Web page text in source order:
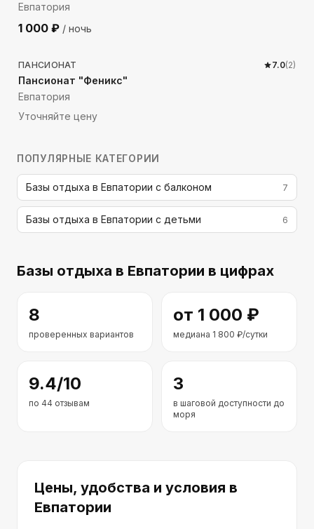
Евпатория
1 000 ₽ / ночь
764 м до моря
ПАНСИОНАТ 7.0(2)
Пансионат "Феникс"
Евпатория
Уточняйте цену
ПОПУЛЯРНЫЕ КАТЕГОРИИ
Базы отдыха в Евпатории с балконом 7
Базы отдыха в Евпатории с детьми 6
Базы отдыха в Евпатории в цифрах
8
проверенных вариантов
от 1 000 ₽
медиана 1 800 ₽/сутки
9.4/10
по 44 отзывам
3
в шаговой доступности до
моря
Цены, удобства и условия в
Евпатории